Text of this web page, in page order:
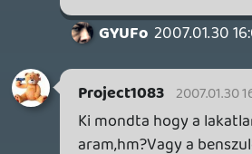
csomi 2007.01.30 14:57:56 #0oxos
Hat most tenyleg nemtom mivan. Mar
liquid 2007.01.30 14:36:47
Oldern 2007.01.30 14:57:00 #0oxor